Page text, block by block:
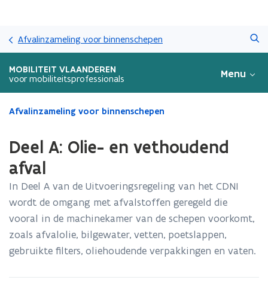
naar
Afvalinzameling voor binnenschepen
MOBILITEIT VLAANDEREN
voor mobiliteitsprofessionals Menu
Gedaan
bevindt
zich
op:
Deel
Olie-
vethoudend
Afvalinzameling voor binnenschepen
Deel A: Olie- en vethoudend
afval
In Deel A van de Uitvoeringsregeling van het CDNI
wordt de omgang met afvalstoffen geregeld die
vooral in de machinekamer van de schepen voorkomt,
zoals afvalolie, bilgewater, vetten, poetslappen,
gebruikte filters, oliehoudende verpakkingen en vaten.